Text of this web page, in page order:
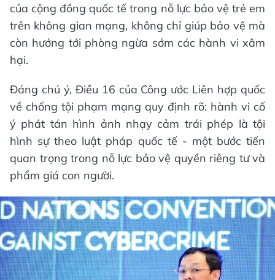
của cộng đồng quốc tế trong nỗ lực bảo vệ trẻ em
trên không gian mạng, không chỉ giúp bảo vệ mà
còn hướng tới phòng ngừa sớm các hành vi xâm
hại.
Đáng chú ý, Điều 16 của Công ước Liên hợp quốc
về chống tội phạm mạng quy định rõ: hành vi cố
ý phát tán hình ảnh nhạy cảm trái phép là tội
hình sự theo luật pháp quốc tế - một bước tiến
quan trọng trong nỗ lực bảo vệ quyền riêng tư và
phẩm giá con người.